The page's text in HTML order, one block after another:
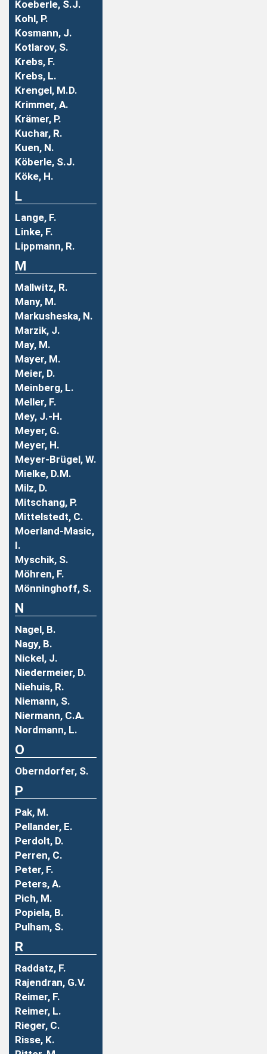
Koeberle, S.J.
Kohl, P.
Kosmann, J.
Kotlarov, S.
Krebs, F.
Krebs, L.
Krengel, M.D.
Krimmer, A.
Krämer, P.
Kuchar, R.
Kuen, N.
Köberle, S.J.
Köke, H.
L
Lange, F.
Linke, F.
Lippmann, R.
M
Mallwitz, R.
Many, M.
Markusheska, N.
Marzik, J.
May, M.
Mayer, M.
Meier, D.
Meinberg, L.
Meller, F.
Mey, J.-H.
Meyer, G.
Meyer, H.
Meyer-Brügel, W.
Mielke, D.M.
Milz, D.
Mitschang, P.
Mittelstedt, C.
Moerland-Masic,
I.
Myschik, S.
Möhren, F.
Mönninghoff, S.
N
Nagel, B.
Nagy, B.
Nickel, J.
Niedermeier, D.
Niehuis, R.
Niemann, S.
Niermann, C.A.
Nordmann, L.
O
Oberndorfer, S.
P
Pak, M.
Pellander, E.
Perdolt, D.
Perren, C.
Peter, F.
Peters, A.
Pich, M.
Popiela, B.
Pulham, S.
R
Raddatz, F.
Rajendran, G.V.
Reimer, F.
Reimer, L.
Rieger, C.
Risse, K.